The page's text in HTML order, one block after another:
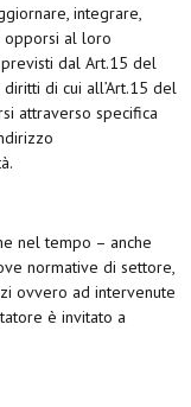
integrare,
opporsi al loro
dal Art.15 del
diritti di cui all’Art.15 del
attraverso specifica
nel tempo – anche
normative di settore,
ovvero ad intervenute
è invitato a